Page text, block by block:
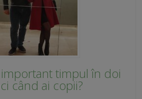
timpul în doi
când ai copii?